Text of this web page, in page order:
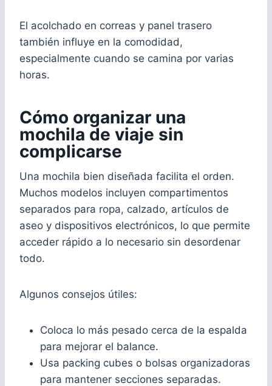
El acolchado en correas y panel trasero
también influye en la comodidad,
especialmente cuando se camina por varias
horas.
Cómo organizar una
mochila de viaje sin
complicarse
Una mochila bien diseñada facilita el orden.
Muchos modelos incluyen compartimentos
separados para ropa, calzado, artículos de
aseo y dispositivos electrónicos, lo que permite
acceder rápido a lo necesario sin desordenar
todo.
Algunos consejos útiles:
Coloca lo más pesado cerca de la espalda
para mejorar el balance.
Usa packing cubes o bolsas organizadoras
para mantener secciones separadas.